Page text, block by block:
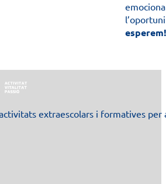
esperem!
extraescolars i formatives per